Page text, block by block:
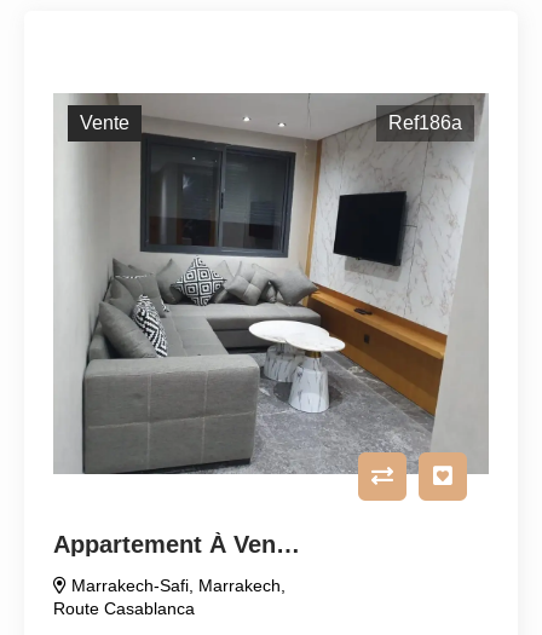
Vente Ref186a
Appartement À Vendre
Marrakech-Safi Marrakech
Route Casablanca